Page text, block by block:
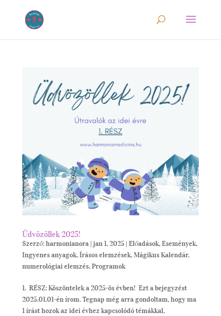
Üdvözöllek 2025!
Szerző:harmonianora| jan 1, 2025| Előadások,Események,
Ingyenes anyagok,Írásos elemzések,Mágikus Kalendár,
numerológiai elemzés,Programok
1. RÉSZ: Köszöntelek a 2025-ös évben! Ezt a bejegyzést
2025.01.01-én írom. Tegnap még arra gondoltam, hogy ma
1 írást hozok az idei évhez kapcsolódó témákkal,